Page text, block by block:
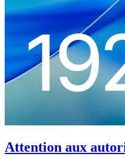
Attention aux